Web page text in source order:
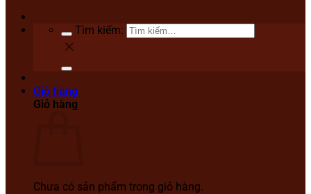
Tìm kiếm:
Giỏ hàng
Giỏ hàng
Chưa có sản phẩm trong giỏ hàng.